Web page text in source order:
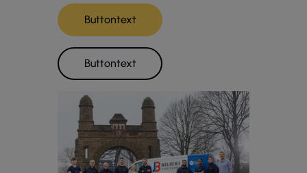
Buttontext
Buttontext